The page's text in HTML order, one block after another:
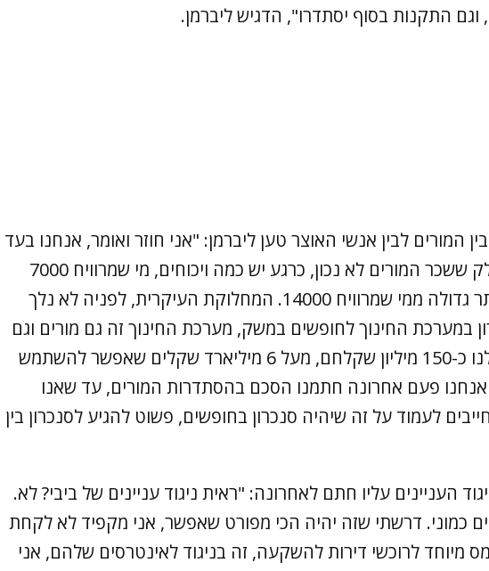
התקנות בסוף יסתדרו", הדגיש ליברמן.
בין המורים לבין אנשי האוצר טען ליברמן: "אני חוזר ואומר, אנחנו בעד
להעלות שכר המורים, אין חולק ששכר המורים לא נכון, כרגע יש כמה ויכוחים, מי שמרוויח 7000
שקלים חייב לקבל תוספת יותר גדולה ממי שמרוויח 14000. המחלוקת העיקרית, לפניה לא נלך
במערכת החינוך לחופשים במשק, מערכת החינוך זה גם מורים וגם
ילדים, זה שאין סנכרון עולה לנו כ-150 מיליון שקלחם, מעל 6 מיליארד שקלים שאפשר להשתמש
פעם אחרונה חתמנו הסכם בהסתדרות המורים, עד שאנו
לעמוד על זה שיהיה סנכרון בחופשים, פשוט להגיע לסנכרון בין
העניינים עליו חתם לאחרונה: "ראית ניגוד עניינים של ביבי? לא.
כמוני. דרשתי שזה יהיה הכי מפורט שאפשר, אני מקפיד לא לקחת
מיוחד לרוכשי דירות להשקעה, זה בניגוד לאינטרסים שלהם, אני